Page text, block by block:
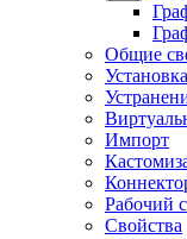
Общие
Установка
Импорт
Рабочий
Свойства